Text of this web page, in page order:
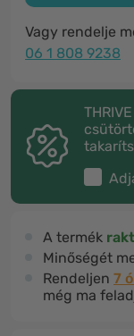
Vagy rendelje
06 1 808 9238
A termék
Minőségét
Rendeljen 7
még ma